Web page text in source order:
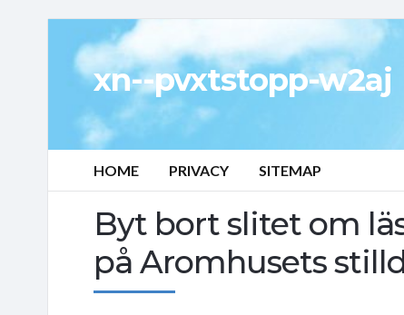
xn--pvxtstopp-w2aj
HOME PRIVACY SITEMAP
Byt bort slitet om
på Aromhusets